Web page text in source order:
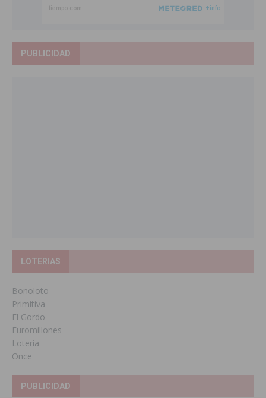
PUBLICIDAD
LOTERIAS
Bonoloto
Primitiva
El Gordo
Euromillones
Loteria
Once
PUBLICIDAD